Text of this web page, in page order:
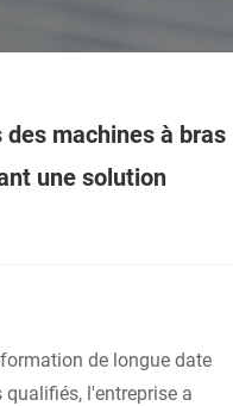
machines à bras
une solution
de longue date
l'entreprise a